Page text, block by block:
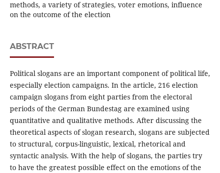
methods, a variety of strategies, voter emotions, influence
on the outcome of the election
ABSTRACT
Political slogans are an important component of political life,
especially election campaigns. In the article, 216 election
campaign slogans from eight parties from the electoral
periods of the German Bundestag are examined using
quantitative and qualitative methods. After discussing the
theoretical aspects of slogan research, slogans are subjected
to structural, corpus-linguistic, lexical, rhetorical and
syntactic analysis. With the help of slogans, the parties try
to have the greatest possible effect on the emotions of the